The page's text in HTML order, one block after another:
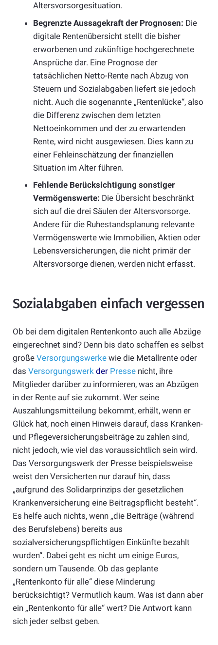
Altersvorsorgesituation.
Begrenzte Aussagekraft der Prognosen: Die
digitale Rentenübersicht stellt die bisher
erworbenen und zukünftige hochgerechnete
Ansprüche dar. Eine Prognose der
tatsächlichen Netto-Rente nach Abzug von
Steuern und Sozialabgaben liefert sie jedoch
nicht. Auch die sogenannte „Rentenlücke“, also
die Differenz zwischen dem letzten
Nettoeinkommen und der zu erwartenden
Rente, wird nicht ausgewiesen. Dies kann zu
einer Fehleinschätzung der finanziellen
Situation im Alter führen.
Fehlende Berücksichtigung sonstiger
Vermögenswerte: Die Übersicht beschränkt
sich auf die drei Säulen der Altersvorsorge.
Andere für die Ruhestandsplanung relevante
Vermögenswerte wie Immobilien, Aktien oder
Lebensversicherungen, die nicht primär der
Altersvorsorge dienen, werden nicht erfasst.
Sozialabgaben einfach vergessen
Ob bei dem digitalen Rentenkonto auch alle Abzüge
eingerechnet sind? Denn bis dato schaffen es selbst
große Versorgungswerkewie die Metallrente oder
das Versorgungswerk derPressenicht, ihre
Mitglieder darüber zu informieren, was an Abzügen
in der Rente auf sie zukommt. Wer seine
Auszahlungsmitteilung bekommt, erhält, wenn er
Glück hat, noch einen Hinweis darauf, dass Kranken-
und Pflegeversicherungsbeiträge zu zahlen sind,
nicht jedoch, wie viel das voraussichtlich sein wird.
Das Versorgungswerk der Presse beispielsweise
weist den Versicherten nur darauf hin, dass
„aufgrund des Solidarprinzips der gesetzlichen
Krankenversicherung eine Beitragspflicht besteht“.
Es helfe auch nichts, wenn „die Beiträge (während
des Berufslebens) bereits aus
sozialversicherungspflichtigen Einkünfte bezahlt
wurden“. Dabei geht es nicht um einige Euros,
sondern um Tausende. Ob das geplante
„Rentenkonto für alle“ diese Minderung
berücksichtigt? Vermutlich kaum. Was ist dann aber
ein „Rentenkonto für alle“ wert? Die Antwort kann
sich jeder selbst geben.